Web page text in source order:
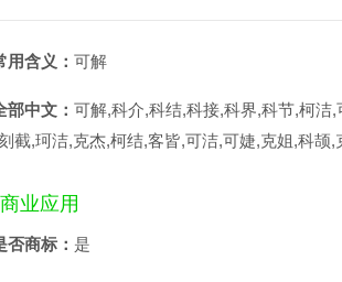
用含义： 可解
部中文： 可解,科介,科结,科接,科界,科节,柯洁
截,珂洁,克杰,柯结,客皆,可洁,可婕,克姐,科
业应用
否商标： 是